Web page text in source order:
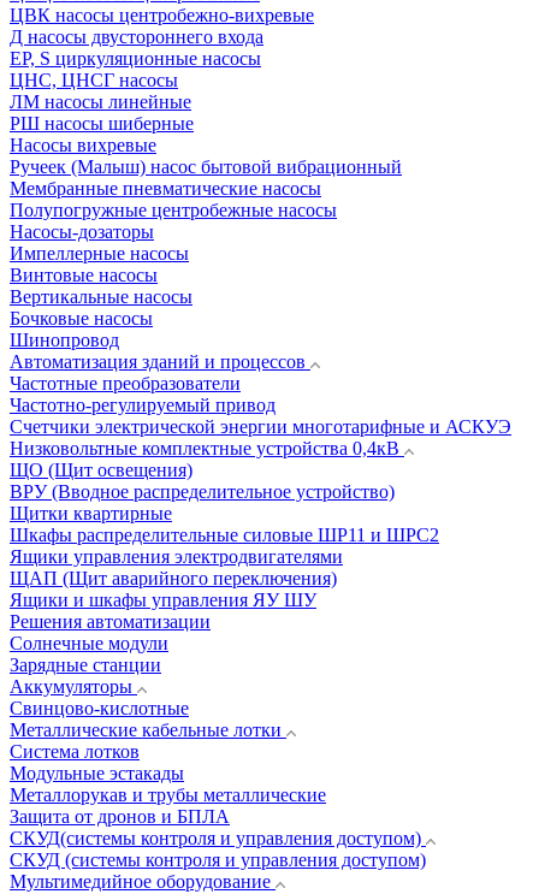
ЦВК насосы центробежно-вихревые
Д насосы двустороннего входа
EP, S циркуляционные насосы
ЦНС, ЦНСГ насосы
ЛМ насосы линейные
РШ насосы шиберные
Насосы вихревые
Ручеек (Малыш) насос бытовой вибрационный
Мембранные пневматические насосы
Полупогружные центробежные насосы
Насосы-дозаторы
Импеллерные насосы
Винтовые насосы
Вертикальные насосы
Бочковые насосы
Шинопровод
Автоматизация зданий и процессов
Частотные преобразователи
Частотно-регулируемый привод
Счетчики электрической энергии многотарифные и АСКУЭ
Низковольтные комплектные устройства 0,4кВ
ЩО (Щит освещения)
ВРУ (Вводное распределительное устройство)
Щитки квартирные
Шкафы распределительные силовые ШР11 и ШРС2
Ящики управления электродвигателями
ЩАП (Щит аварийного переключения)
Ящики и шкафы управления ЯУ ШУ
Решения автоматизации
Солнечные модули
Зарядные станции
Аккумуляторы
Свинцово-кислотные
Металлические кабельные лотки
Система лотков
Модульные эстакады
Металлорукав и трубы металлические
Защита от дронов и БПЛА
СКУД(системы контроля и управления доступом)
СКУД (системы контроля и управления доступом)
Мультимедийное оборудование